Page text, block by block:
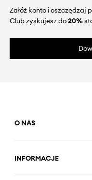
Załóż konto i oszczędzaj
Club zyskujesz do20%
O NAS
INFORMACJE